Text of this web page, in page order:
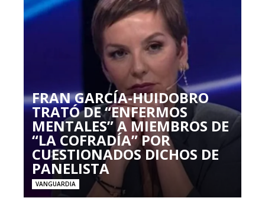
FRAN GARCÍA-HUIDOBRO
TRATÓ DE “ENFERMOS
MENTALES” A MIEMBROS DE
“LA COFRADÍA” POR
CUESTIONADOS DICHOS DE
PANELISTA
VANGUARDIA